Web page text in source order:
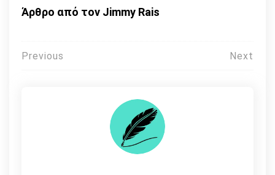
Άρθρο από τον Jimmy Rais
Πλοήγηση
Previous Next